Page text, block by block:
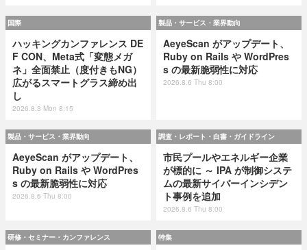
国際
ハッキングカンファレンス DE
F CON、Meta式「変態メガ
ネ」全面禁止（度付きもNG）
広がるスマートグラス締め出
し
2026.8.3 Mon 8:15
製品・サービス・業界動向
AeyeScan がアップデート、
Ruby on Rails や WordPres
s の最新脆弱性に対応
2026.8.6 Thu 8:00
製品・サービス・業界動向
AeyeScan がアップデート、
Ruby on Rails や WordPres
s の最新脆弱性に対応
2026.8.6 Thu 8:00
調査・レポート・白書・ガイドライン
市民プールやエネルギー企業
が標的に ～ IPA が制御システ
ムの最新サイバーインシデン
ト事例を追加
2026.8.6 Thu 8:00
研修・セミナー・カンファレンス 特集